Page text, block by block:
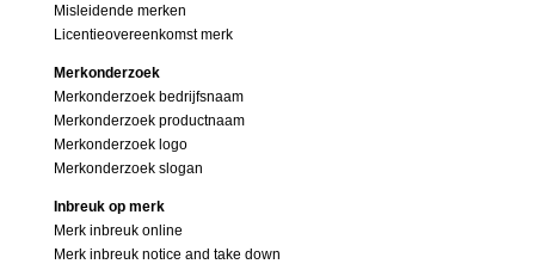
Misleidende merken
Licentieovereenkomst merk
Merkonderzoek
Merkonderzoek bedrijfsnaam
Merkonderzoek productnaam
Merkonderzoek logo
Merkonderzoek slogan
Inbreuk op merk
Merk inbreuk online
Merk inbreuk notice and take down